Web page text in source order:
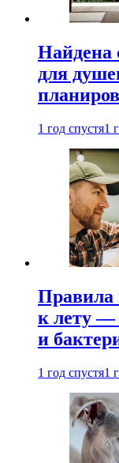
Найдена
для
1 год спустя1
Правила
к лету —
и
1 год спустя1